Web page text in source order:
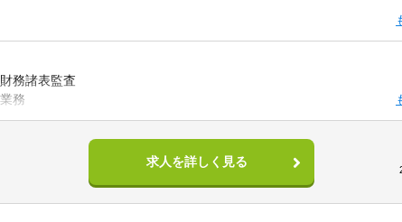
公認会計士（USCPA）試験全科目合格」かつ「経理あるいは会計監
務諸表監査
務
バイザリー
求人を詳しく見る